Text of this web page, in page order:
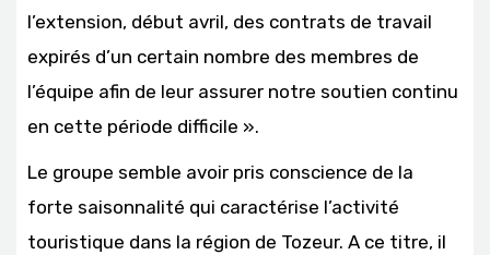
l’extension, début avril, des contrats de travail
expirés d’un certain nombre des membres de
l’équipe afin de leur assurer notre soutien continu
en cette période difficile ».
Le groupe semble avoir pris conscience de la
forte saisonnalité qui caractérise l’activité
touristique dans la région de Tozeur. A ce titre, il